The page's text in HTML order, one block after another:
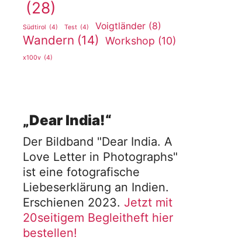
(28)
Südtirol (4) Test (4) Voigtländer (8)
Wandern (14) Workshop (10)
x100v (4)
„Dear India!“
Der Bildband "Dear India. A
Love Letter in Photographs"
ist eine fotografische
Liebeserklärung an Indien.
Erschienen 2023. Jetzt mit
20seitigem Begleitheft hier
bestellen!